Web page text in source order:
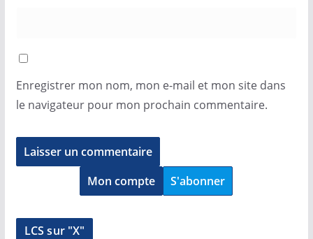
Enregistrer mon nom, mon e-mail et mon site dans
le navigateur pour mon prochain commentaire.
Mon compte S'abonner
LCS sur "X"